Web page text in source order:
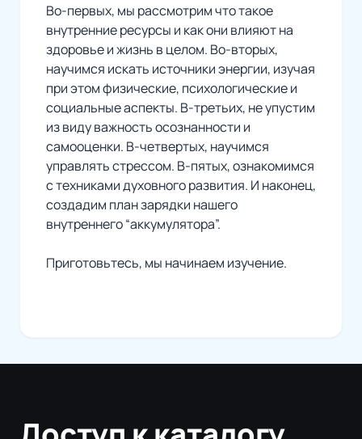
Во-первых, мы рассмотрим что такое
внутренние ресурсы и как они влияют на
здоровье и жизнь в целом. Во-вторых,
научимся искать источники энергии, изучая
при этом физические, психологические и
социальные аспекты. В-третьих, не упустим
из виду важность осознанности и
самооценки. В-четвертых, научимся
управлять стрессом. В-пятых, ознакомимся
с техниками духовного развития. И наконец,
создадим план зарядки нашего
внутреннего “аккумулятора”.
Приготовьтесь, мы начинаем изучение.